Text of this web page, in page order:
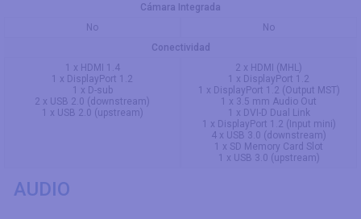
Cámara Integrada
No
No
Conectividad
1 x HDMI 1.4
1 x DisplayPort 1.2
1 x D-sub
2 x USB 2.0 (downstream)
1 x USB 2.0 (upstream)
2 x HDMI (MHL)
1 x DisplayPort 1.2
1 x DisplayPort 1.2 (Output MST)
1 x 3.5 mm Audio Out
1 x DVI-D Dual Link
1 x DisplayPort 1.2 (Input mini)
4 x USB 3.0 (downstream)
1 x SD Memory Card Slot
1 x USB 3.0 (upstream)
AUDIO